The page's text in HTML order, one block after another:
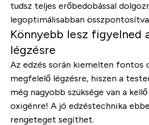
tudsz teljes erőbedobással
legoptimálisabban
Könnyebb lesz figyelned
légzésre
Az edzés során kiemelten fontos
megfelelő légzésre, hiszen a
még nagyobb szüksége van a
oxigénre! A jó edzéstechnika
rengeteget segíthet.